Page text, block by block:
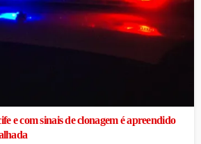
e com sinais de clonagem é apreendido